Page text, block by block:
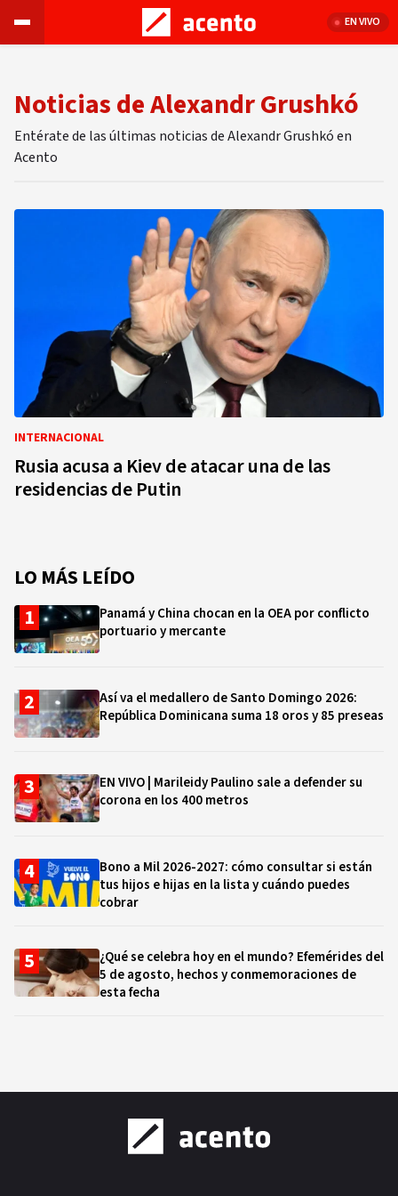
EN VIVO
Noticias de Alexandr Grushkó
Entérate de las últimas noticias de Alexandr Grushkó en
Acento
INTERNACIONAL
Rusia acusa a Kiev de atacar una de las
residencias de Putin
LO MÁS LEÍDO
Panamá y China chocan en la OEA por conflicto
portuario y mercante
Así va el medallero de Santo Domingo 2026:
República Dominicana suma 18 oros y 85 preseas
EN VIVO | Marileidy Paulino sale a defender su
corona en los 400 metros
Bono a Mil 2026-2027: cómo consultar si están
tus hijos e hijas en la lista y cuándo puedes
cobrar
¿Qué se celebra hoy en el mundo? Efemérides del
5 de agosto, hechos y conmemoraciones de
esta fecha